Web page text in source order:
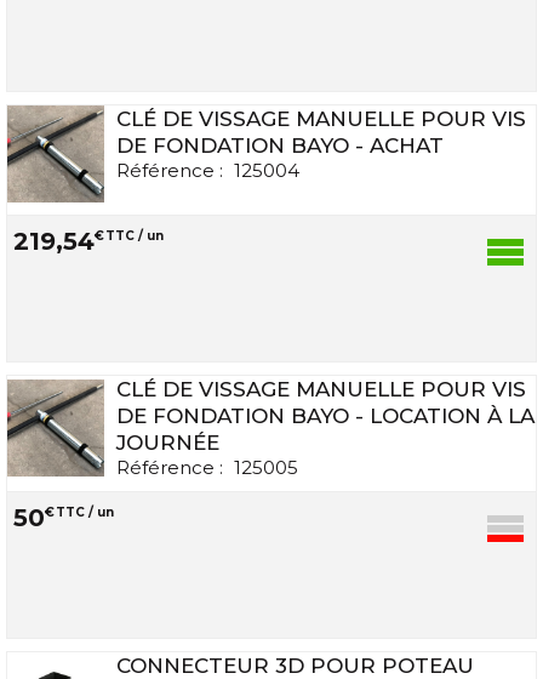
CLÉ DE VISSAGE MANUELLE POUR VIS
DE FONDATION BAYO - ACHAT
Référence : 125004
219,54€TTC / un
CLÉ DE VISSAGE MANUELLE POUR VIS
DE FONDATION BAYO - LOCATION À LA
JOURNÉE
Référence : 125005
50€TTC / un
CONNECTEUR 3D POUR POTEAU